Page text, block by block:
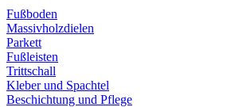
Fußboden
Massivholzdielen
Parkett
Fußleisten
Trittschall
Kleber und Spachtel
Beschichtung und Pflege